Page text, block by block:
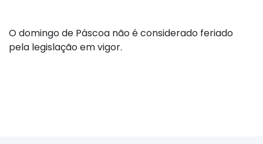
O domingo de Páscoa não é considerado feriado
pela legislação em vigor.